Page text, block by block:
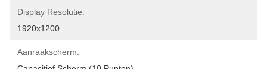
Display Resolutie:
1920x1200
Aanraakscherm: